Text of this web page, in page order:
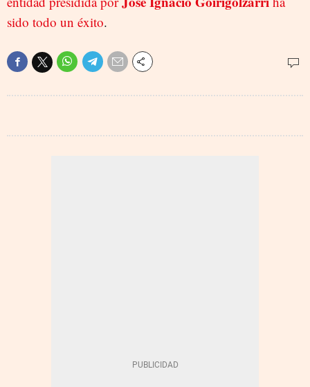
sido todo un éxito.